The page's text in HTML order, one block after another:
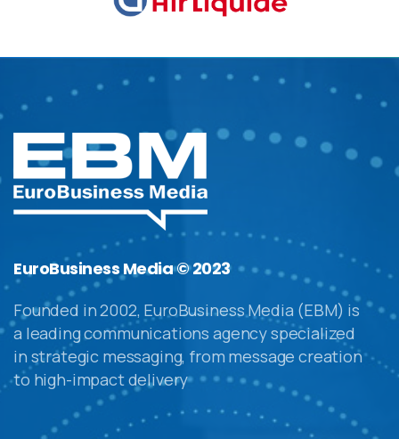
EuroBusiness Media © 2023
Founded in 2002, EuroBusiness Media (EBM) is
a leading communications agency specialized
in strategic messaging, from message creation
to high-impact delivery